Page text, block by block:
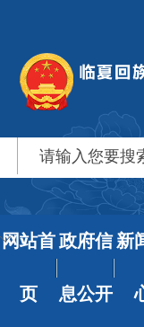
网站首
页
政府信
息公开
新